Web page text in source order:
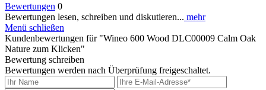
Bewertungen 0
Bewertungen lesen, schreiben und diskutieren... mehr
Menü schließen
Kundenbewertungen für "Wineo 600 Wood DLC00009 Calm Oak
Nature zum Klicken"
Bewertung schreiben
Bewertungen werden nach Überprüfung freigeschaltet.